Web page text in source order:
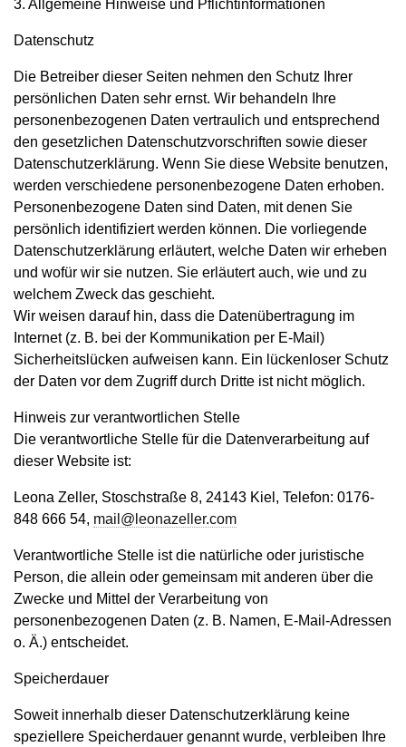
3. Allgemeine Hinweise und Pflichtinformationen
Datenschutz
Die Betreiber dieser Seiten nehmen den Schutz Ihrer
persönlichen Daten sehr ernst. Wir behandeln Ihre
personenbezogenen Daten vertraulich und entsprechend
den gesetzlichen Datenschutzvorschriften sowie dieser
Datenschutzerklärung. Wenn Sie diese Website benutzen,
werden verschiedene personenbezogene Daten erhoben.
Personenbezogene Daten sind Daten, mit denen Sie
persönlich identifiziert werden können. Die vorliegende
Datenschutzerklärung erläutert, welche Daten wir erheben
und wofür wir sie nutzen. Sie erläutert auch, wie und zu
welchem Zweck das geschieht.
Wir weisen darauf hin, dass die Datenübertragung im
Internet (z. B. bei der Kommunikation per E-Mail)
Sicherheitslücken aufweisen kann. Ein lückenloser Schutz
der Daten vor dem Zugriff durch Dritte ist nicht möglich.
Hinweis zur verantwortlichen Stelle
Die verantwortliche Stelle für die Datenverarbeitung auf
dieser Website ist:
Leona Zeller, Stoschstraße 8, 24143 Kiel, Telefon: 0176-
848 666 54, mail@leonazeller.com
Verantwortliche Stelle ist die natürliche oder juristische
Person, die allein oder gemeinsam mit anderen über die
Zwecke und Mittel der Verarbeitung von
personenbezogenen Daten (z. B. Namen, E-Mail-Adressen
o. Ä.) entscheidet.
Speicherdauer
Soweit innerhalb dieser Datenschutzerklärung keine
speziellere Speicherdauer genannt wurde, verbleiben Ihre